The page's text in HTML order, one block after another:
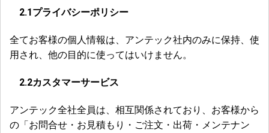
2.1 プライバシーポリシー
全てお客様の個人情報は、アンテック社内のみに保持、使
用され、他の目的に使ってはいけません。
2.2カスタマーサービス
アンテック全社全員は、相互関係されており、お客様から
の「お問合せ・お見積もり・ご注文・出荷・メンテナン